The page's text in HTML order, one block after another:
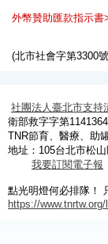
外幣贊助匯款指示書
(北市社會字第3300
社團法人臺北市支持
衛部救字字第
TNR節育、醫療、助
地址：105台北市松
我要訂閱電子報
點光明燈何必排隊！
https://